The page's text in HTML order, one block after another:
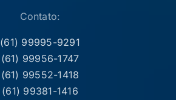
Contato:
(61) 99995-9291
(61) 99956-1747
(61) 99552-1418
(61) 99381-1416